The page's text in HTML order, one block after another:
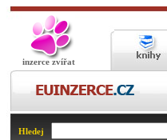
inzerce zvířat
Hledej